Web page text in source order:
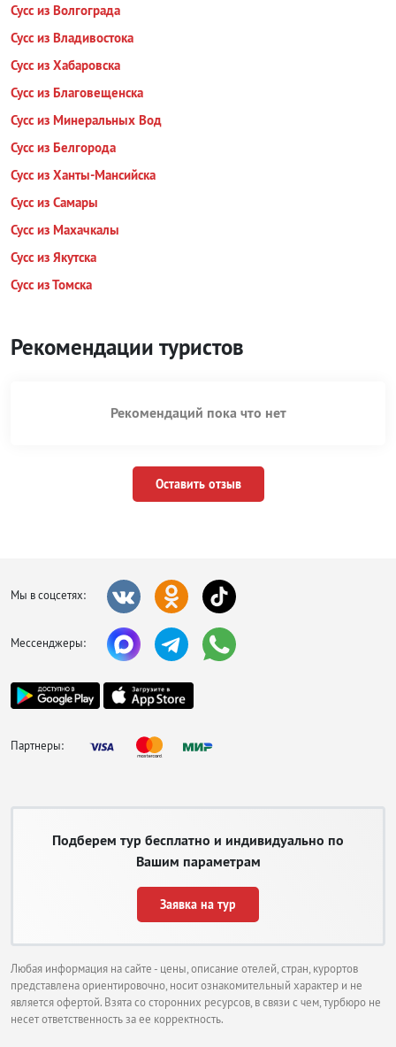
Сусс из Волгограда
Сусс из Владивостока
Сусс из Хабаровска
Сусс из Благовещенска
Сусс из Минеральных Вод
Сусс из Белгорода
Сусс из Ханты-Мансийска
Сусс из Самары
Сусс из Махачкалы
Сусс из Якутска
Сусс из Томска
Рекомендации туристов
Рекомендаций пока что нет
Оставить отзыв
Мы в соцсетях:
Мессенджеры:
Партнеры:
Подберем тур бесплатно и индивидуально по
Вашим параметрам
Заявка на тур
Любая информация на сайте - цены, описание отелей, стран, курортов
представлена ориентировочно, носит ознакомительный характер и не
является офертой. Взята со сторонних ресурсов, в связи с чем, турбюро не
несет ответственность за ее корректность.